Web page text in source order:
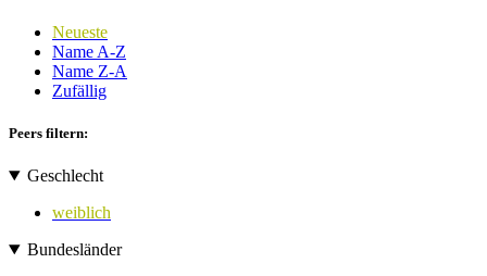
Neueste
Name A-Z
Name Z-A
Zufällig
Peers filtern:
Geschlecht
weiblich
Bundesländer